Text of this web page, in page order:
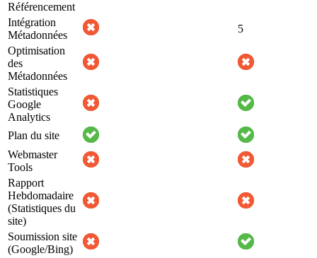
Référencement
Intégration
Métadonnées
5
Optimisation
des
Métadonnées
Statistiques
Google
Analytics
Plan du site
Webmaster
Tools
Rapport
Hebdomadaire
(Statistiques du
site)
Soumission site
(Google/Bing)